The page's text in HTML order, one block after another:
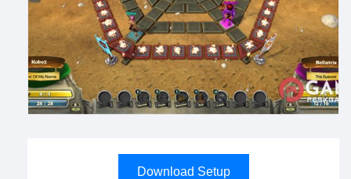
Download Setup